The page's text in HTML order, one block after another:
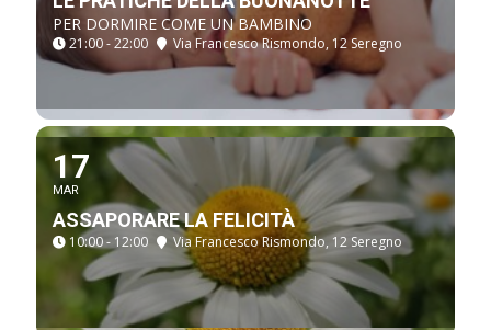
PER DORMIRE COME UN BAMBINO
21:00 - 22:00 Via Francesco Rismondo, 12 Seregno
17
MAR
ASSAPORARE LA FELICITÀ
10:00 - 12:00 Via Francesco Rismondo, 12 Seregno